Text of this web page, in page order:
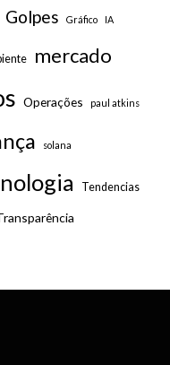
Golpes Gráfico IA
mercado
Operações paul atkins
solana
Tendencias